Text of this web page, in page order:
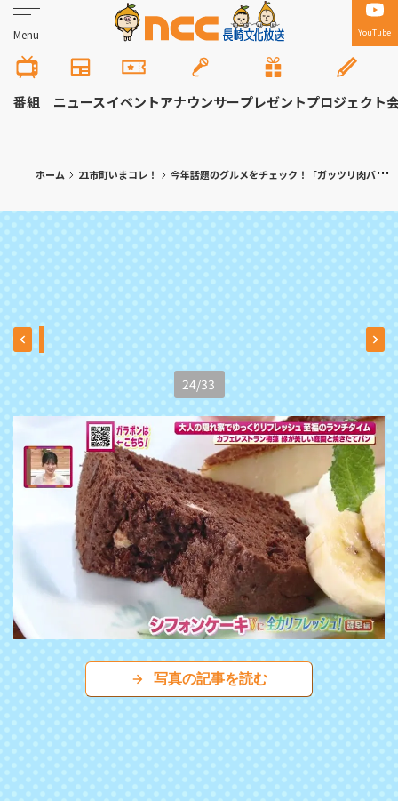
Menu YouTube
番組 ニュースイベントアナウンサープレゼントプロジェクト
ホーム 21市町いまコレ！ 今年話題のグルメをチェック！「ガッツリ肉バーガー」「焼きたて自家製パン＆ハンバーグ」がランクイン【2025年人気記事ランキング 9位・10位】
24/33
写真の記事を読む